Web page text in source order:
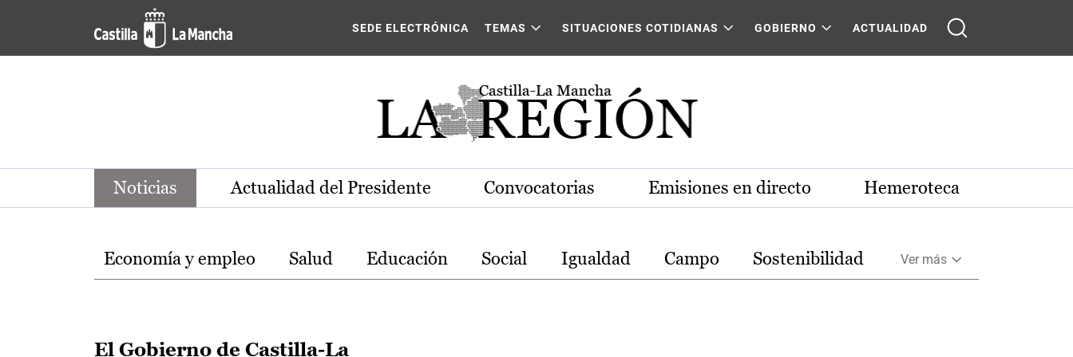
Pasar al contenido principal
Noticias de la región de Castilla-La Mancha
SEDE ELECTRÓNICA TEMAS SITUACIONES COTIDIANAS GOBIERNO ACTUALIDAD
Noticias Actualidad del Presidente Convocatorias Emisiones en directo Hemeroteca
Temas
Economía y empleo Salud Educación Social Igualdad Campo Sostenibilidad Ver más
El Gobierno de Castilla-La